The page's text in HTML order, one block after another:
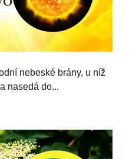
nebeské brány, u níž
nasedá do...